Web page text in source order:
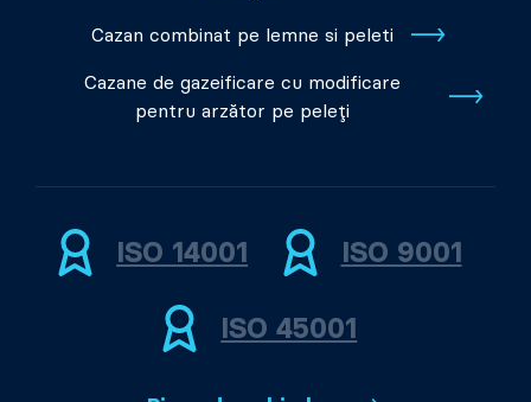
Cazan combinat pe lemne si peleti
Cazane de gazeificare cu modificare
pentru arzător pe peleți
ISO 14001 ISO 9001
ISO 45001